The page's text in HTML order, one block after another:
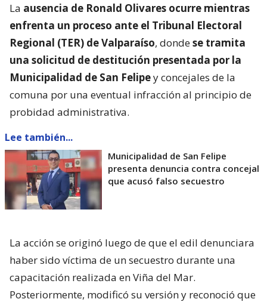
La ausencia de Ronald Olivares ocurre mientras
enfrenta un proceso ante el Tribunal Electoral
Regional (TER) de Valparaíso, dondese tramita
una solicitud de destitución presentada por la
Municipalidad de San Felipey concejales de la
comuna por una eventual infracción al principio de
probidad administrativa.
Lee también...
Municipalidad de San Felipe
presenta denuncia contra concejal
que acusó falso secuestro
La acción se originó luego de que el edil denunciara
haber sido víctima de un secuestro durante una
capacitación realizada en Viña del Mar.
Posteriormente, modificó su versión y reconoció que